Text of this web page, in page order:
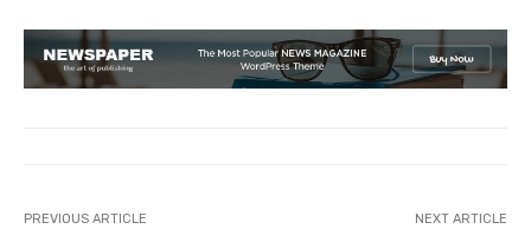
PREVIOUS ARTICLE NEXT ARTICLE